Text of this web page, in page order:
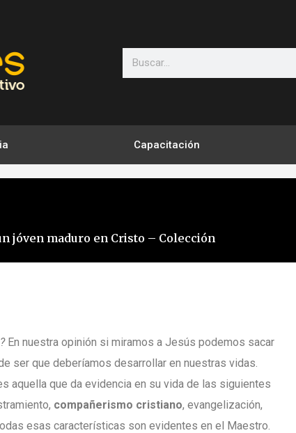
Search
Capacitación
jóven maduro en Cristo – Colección
En nuestra opinión si miramos a Jesús podemos sacar
ser que deberíamos desarrollar en nuestras vidas.
aquella que da evidencia en su vida de las siguientes
compañerismo cristiano, evangelización,
esas características son evidentes en el Maestro.